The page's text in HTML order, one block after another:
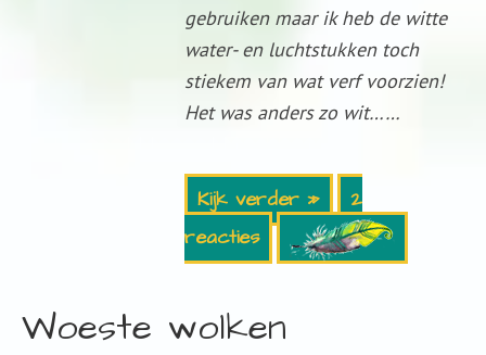
gebruiken maar ik heb de witte
water- en luchtstukken toch
stiekem van wat verf voorzien!
Het was anders zo wit……
Kijk verder »
2
reacties
Woeste wolken